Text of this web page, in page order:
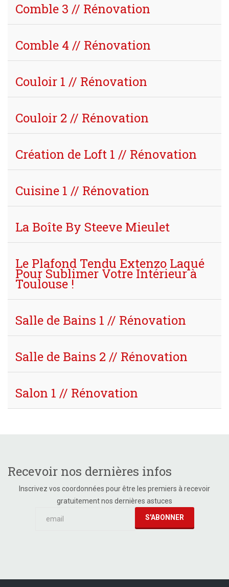
Comble 3 // Rénovation
Comble 4 // Rénovation
Couloir 1 // Rénovation
Couloir 2 // Rénovation
Création de Loft 1 // Rénovation
Cuisine 1 // Rénovation
La Boîte By Steeve Mieulet
Le Plafond Tendu Extenzo Laqué
Pour Sublimer Votre Intérieur à
Toulouse !
Salle de Bains 1 // Rénovation
Salle de Bains 2 // Rénovation
Salon 1 // Rénovation
Recevoir nos dernières infos
Inscrivez vos coordonnées pour être les premiers à recevoir
gratuitement nos dernières astuces